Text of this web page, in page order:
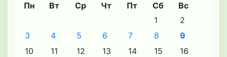
Пн Вт Ср Чт Пт Сб Вс
1
2
3
4 5 6 7 8
9
10
11 12 13 14 15
16